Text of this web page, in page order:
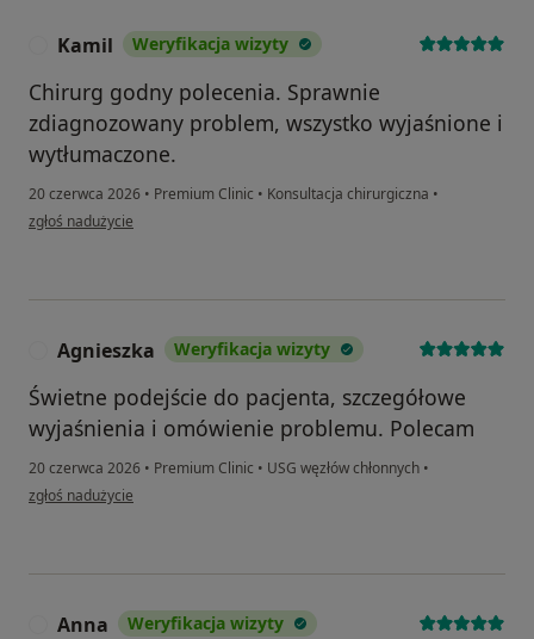
Kamil Weryfikacja wizyty
Chirurg godny polecenia. Sprawnie
zdiagnozowany problem, wszystko wyjaśnione i
wytłumaczone.
20 czerwca 2026 • Premium Clinic • Konsultacja chirurgiczna •
w opinii użytkownika Kamil
zgłoś nadużycie
Agnieszka Weryfikacja wizyty
Świetne podejście do pacjenta, szczegółowe
wyjaśnienia i omówienie problemu. Polecam
20 czerwca 2026 • Premium Clinic • USG węzłów chłonnych •
w opinii użytkownika Agnieszka
zgłoś nadużycie
Anna Weryfikacja wizyty